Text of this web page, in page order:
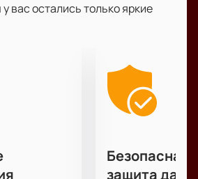
вас остались только яркие
Безопасная
защита